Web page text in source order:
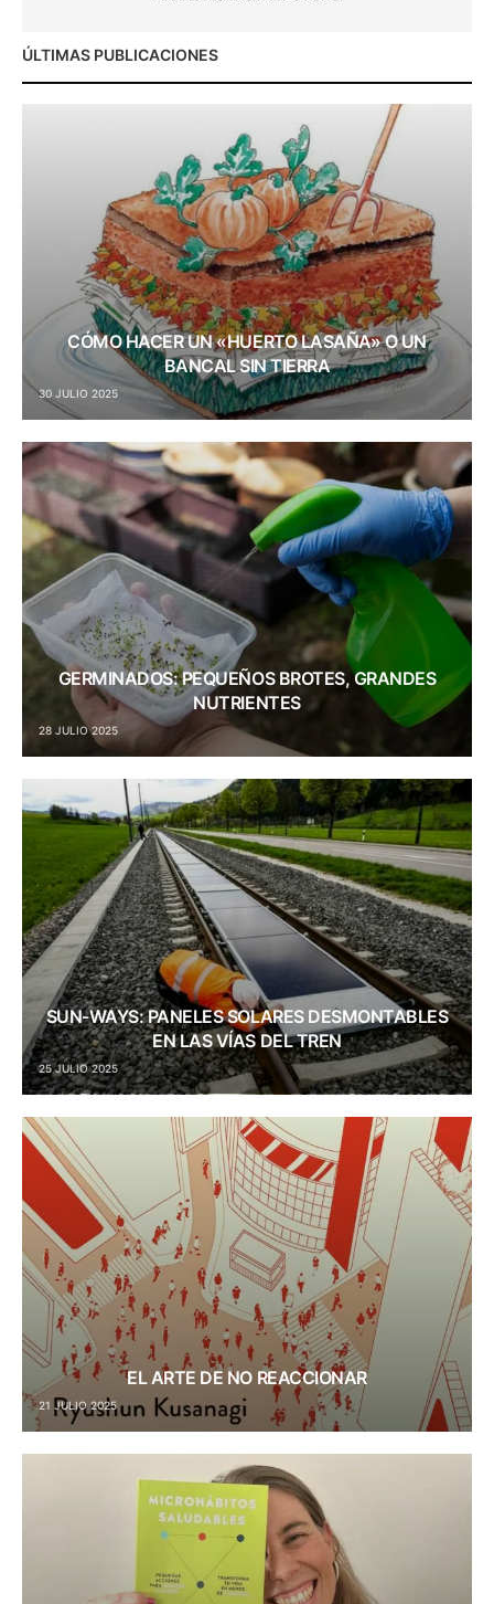
ÚLTIMAS PUBLICACIONES
CÓMO HACER UN «HUERTO LASAÑA» O UN
BANCAL SIN TIERRA
30 JULIO 2025
GERMINADOS: PEQUEÑOS BROTES, GRANDES
NUTRIENTES
28 JULIO 2025
SUN-WAYS: PANELES SOLARES DESMONTABLES
EN LAS VÍAS DEL TREN
25 JULIO 2025
EL ARTE DE NO REACCIONAR
21 JULIO 2025